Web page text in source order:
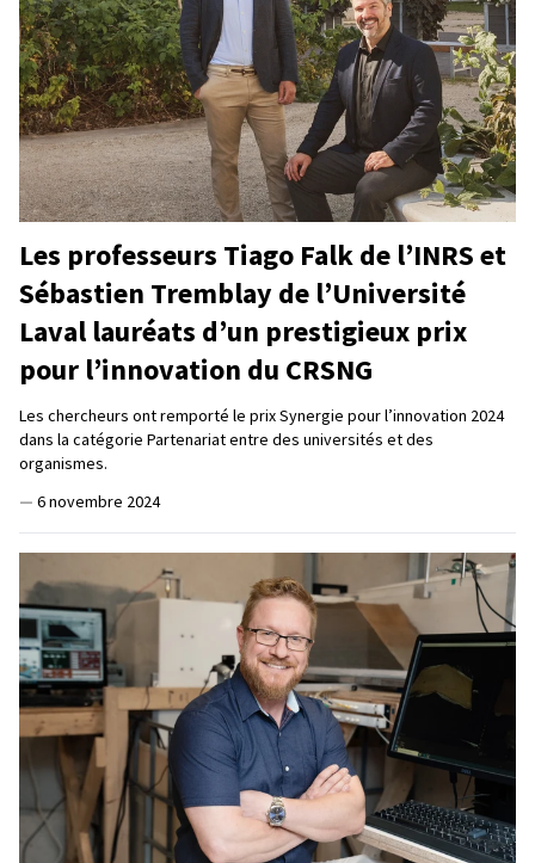
Les professeurs Tiago Falk de l’INRS et
Sébastien Tremblay de l’Université
Laval lauréats d’un prestigieux prix
pour l’innovation du CRSNG
Les chercheurs ont remporté le prix Synergie pour l’innovation 2024
dans la catégorie Partenariat entre des universités et des
organismes.
— 6 novembre 2024